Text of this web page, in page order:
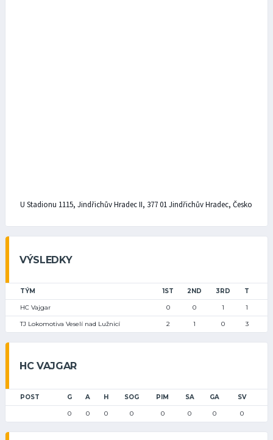
U Stadionu 1115, Jindřichův Hradec II, 377 01 Jindřichův Hradec, Česko
VÝSLEDKY
TÝM 1ST 2ND 3RD T
HC Vajgar 0 0 1 1
TJ Lokomotiva Veselí nad Lužnicí 2 1 0 3
HC VAJGAR
POST G A H SOG PIM SA GA SV
0 0 0 0 0 0 0 0